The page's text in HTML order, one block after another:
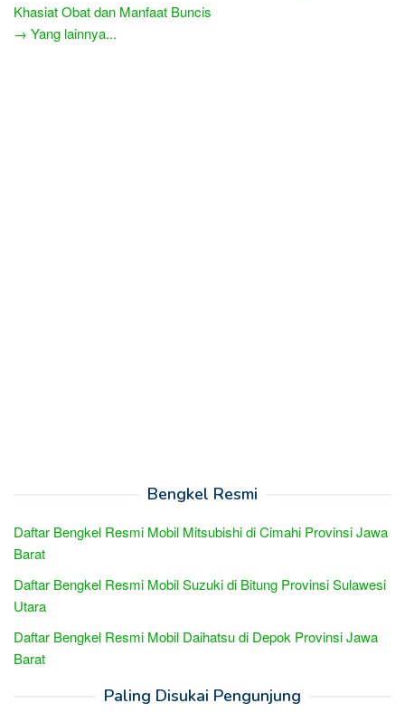
Khasiat Obat dan Manfaat Buncis
→ Yang lainnya...
Bengkel Resmi
Daftar Bengkel Resmi Mobil Mitsubishi di Cimahi Provinsi Jawa
Barat
Daftar Bengkel Resmi Mobil Suzuki di Bitung Provinsi Sulawesi
Utara
Daftar Bengkel Resmi Mobil Daihatsu di Depok Provinsi Jawa
Barat
Paling Disukai Pengunjung